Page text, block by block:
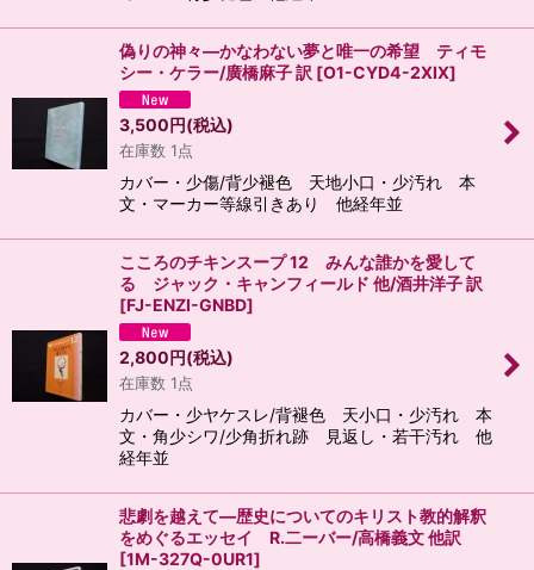
偽りの神々―かなわない夢と唯一の希望 ティモ
シー・ケラー/廣橋麻子 訳 [O1-CYD4-2XIX]
3,500円(税込)
在庫数 1点
カバー・少傷/背少褪色 天地小口・少汚れ 本
文・マーカー等線引きあり 他経年並
こころのチキンスープ 12 みんな誰かを愛して
る ジャック・キャンフィールド 他/酒井洋子 訳
[FJ-ENZI-GNBD]
2,800円(税込)
在庫数 1点
カバー・少ヤケスレ/背褪色 天小口・少汚れ 本
文・角少シワ/少角折れ跡 見返し・若干汚れ 他
経年並
悲劇を越えて―歴史についてのキリスト教的解釈
をめぐるエッセイ R.二ーバー/高橋義文 他訳
[1M-327Q-0UR1]